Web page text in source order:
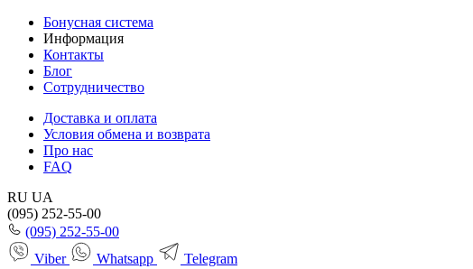
Бонусная система
Информация
Контакты
Блог
Сотрудничество
Доставка и оплата
Условия обмена и возврата
Про нас
FAQ
RU UA
(095) 252-55-00
(095) 252-55-00
Viber
Whatsapp
Telegram